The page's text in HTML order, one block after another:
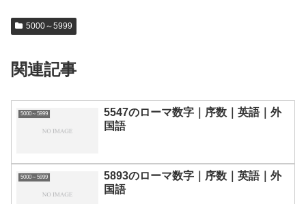
5000～5999
関連記事
5000～5999
5547のローマ数字｜序数｜英語｜外
国語
5000～5999
5893のローマ数字｜序数｜英語｜外
国語